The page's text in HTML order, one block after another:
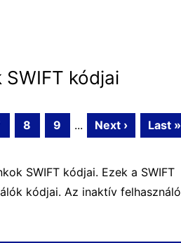
kódjai
8 9 ... Next › Last »
SWIFT kódjai. Ezek a SWIFT
kódjai. Az inaktív